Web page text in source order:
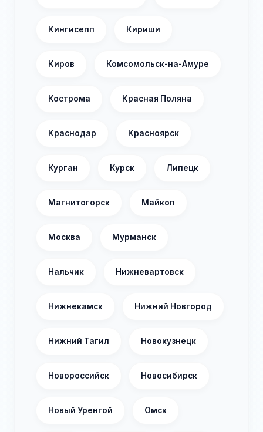
Кингисепп Кириши
Киров Комсомольск-на-Амуре
Кострома Красная Поляна
Краснодар Красноярск
Курган Курск Липецк
Магнитогорск Майкоп
Москва Мурманск
Нальчик Нижневартовск
Нижнекамск Нижний Новгород
Нижний Тагил Новокузнецк
Новороссийск Новосибирск
Новый Уренгой Омск